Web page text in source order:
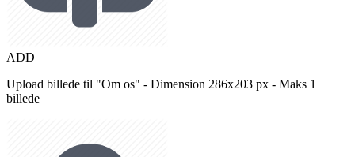
ADD
Upload billede til "Om os" - Dimension 286x203 px - Maks 1
billede